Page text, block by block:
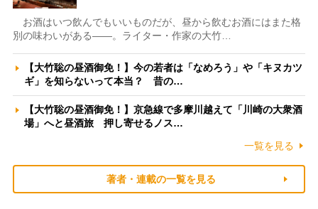
お酒はいつ飲んでもいいものだが、昼から飲むお酒にはまた格
別の味わいがある――。ライター・作家の大竹…
【大竹聡の昼酒御免！】今の若者は「なめろう」や「キヌカツ
ギ」を知らないって本当？ 昔の…
【大竹聡の昼酒御免！】京急線で多摩川越えて「川崎の大衆酒
場」へと昼酒旅 押し寄せるノス…
一覧を見る
著者・連載の一覧を見る